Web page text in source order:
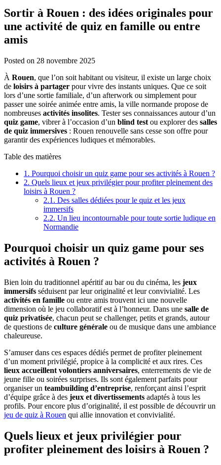
Sortir à Rouen : des idées originales pour
une activité de quiz en famille ou entre
amis
Posted on 28 novembre 2025
À Rouen, que l’on soit habitant ou visiteur, il existe un large choix
de loisirs à partager pour vivre des instants uniques. Que ce soit
lors d’une sortie familiale, d’un afterwork ou simplement pour
passer une soirée animée entre amis, la ville normande propose de
nombreuses activités insolites. Tester ses connaissances autour d’un
quiz game, vibrer à l’occasion d’un blind test ou explorer des salles
de quiz immersives : Rouen renouvelle sans cesse son offre pour
garantir des expériences ludiques et mémorables.
Table des matières
1. Pourquoi choisir un quiz game pour ses activités à Rouen ?
2. Quels lieux et jeux privilégier pour profiter pleinement des
loisirs à Rouen ?
2.1. Des salles dédiées pour le quiz et les jeux
immersifs
2.2. Un lieu incontournable pour toute sortie ludique en
Normandie
Pourquoi choisir un quiz game pour ses
activités à Rouen ?
Bien loin du traditionnel apéritif au bar ou du cinéma, les jeux
immersifs séduisent par leur originalité et leur convivialité. Les
activités en famille ou entre amis trouvent ici une nouvelle
dimension où le jeu collaboratif est à l’honneur. Dans une salle de
quiz privatisée, chacun peut se challenger, petits et grands, autour
de questions de culture générale ou de musique dans une ambiance
chaleureuse.
S’amuser dans ces espaces dédiés permet de profiter pleinement
d’un moment privilégié, propice à la complicité et aux rires. Ces
lieux accueillent volontiers anniversaires, enterrements de vie de
jeune fille ou soirées surprises. Ils sont également parfaits pour
organiser un teambuilding d’entreprise, renforçant ainsi l’esprit
d’équipe grâce à des jeux et divertissements adaptés à tous les
profils. Pour encore plus d’originalité, il est possible de découvrir un
jeu de quiz à Rouen qui allie innovation et convivialité.
Quels lieux et jeux privilégier pour
profiter pleinement des loisirs à Rouen ?